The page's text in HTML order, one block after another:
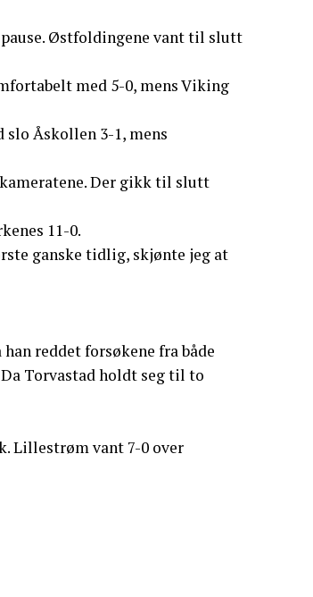
Østfoldingene vant til slutt
med 5-0, mens Viking
Åskollen 3-1, mens
Der gikk til slutt
11-0.
ganske tidlig, skjønte jeg at
reddet forsøkene fra både
Torvastad holdt seg til to
Lillestrøm vant 7-0 over